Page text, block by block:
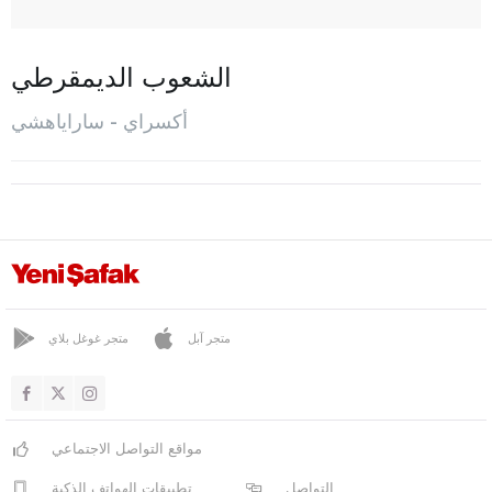
هيلفاديرا
صاغلق
ساراتلي
سليما
سلطان خانة
الشعوب الديمقرطي
أكسراي - ساراياهشي
متجر غوغل بلاي متجر آبل
مواقع التواصل الاجتماعي
تطبيقات الهواتف الذكية التواصل